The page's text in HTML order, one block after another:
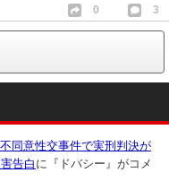
0 3
同意性交事件で実刑判決が
告白 に『ドバシー』がコメ